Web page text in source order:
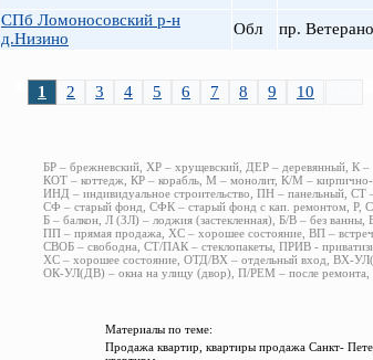
СПб Ломоносовский р-н
д.Низино
Обл пр.
1 2 3 4 5 6 7 8 9 10
БР – брежневский, ХР – хрущевский, ДЕР – деревянный, К –
КОТ – коттедж, КР – корабль, М – монолит, К/М – кирпично-
ИНД – индивидуальное строительство, ПН – панельный, СТ –
СФ – старый фонд, СФК – старый фонд с кап. ремонтом, Р,
Б – балкон, Л (ЗЛ) – лоджия (застекленная), Б/В – без
ПП – прямая продажа, ХС – хорошее состояние, ВП –
СВОБ – свободна, СТ/ПАК – стеклопакеты, ПРИВ -
ХС – хорошее состояние, ОТД/ВХ – отдельный вход, ВХ-
ОК-УЛ(ДВ) – окна на улицу (двор), П/РЕМ – после
Материалы по теме:
Продажа квартир, квартиры продажа Санкт-